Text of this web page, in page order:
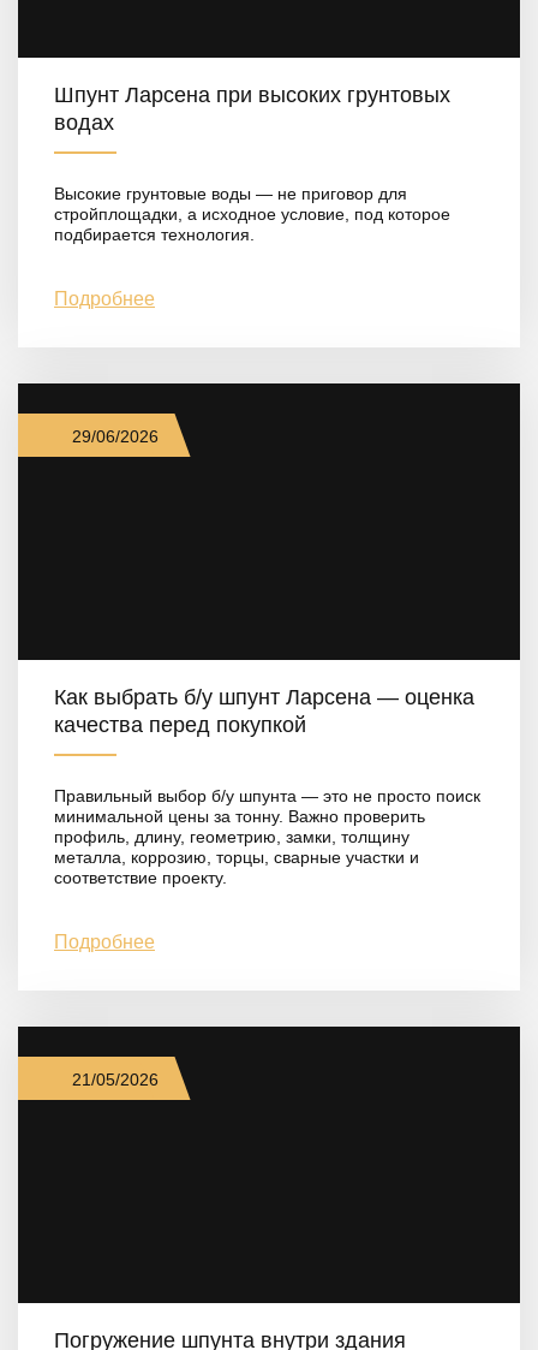
Шпунт Ларсена при высоких грунтовых
водах
Высокие грунтовые воды — не приговор для
стройплощадки, а исходное условие, под которое
подбирается технология.
Подробнее
29/06/2026
Как выбрать б/у шпунт Ларсена — оценка
качества перед покупкой
Правильный выбор б/у шпунта — это не просто поиск
минимальной цены за тонну. Важно проверить
профиль, длину, геометрию, замки, толщину
металла, коррозию, торцы, сварные участки и
соответствие проекту.
Подробнее
21/05/2026
Погружение шпунта внутри здания